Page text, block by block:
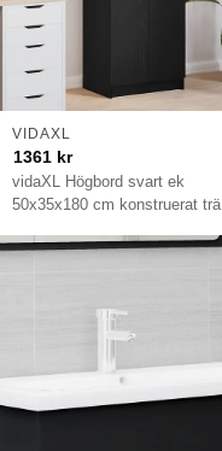
vidaXL Högbord svart ek
50x35x180 cm konstruerat trä
VIDAXL
1361 kr